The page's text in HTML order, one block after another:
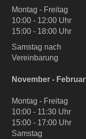
Montag - Freitag
10:00 - 12:00 Uhr
15:00 - 18:00 Uhr
Samstag nach
Vereinbarung
November - Februar
Montag - Freitag
10:00 - 11:30 Uhr
15:00 - 17:00 Uhr
Samstag